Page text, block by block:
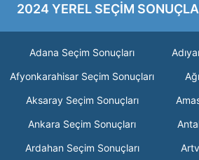
2024 YEREL SEÇİM
Adana Seçim Sonuçları
Afyonkarahisar Seçim Sonuçları
Aksaray Seçim Sonuçları
Ankara Seçim Sonuçları
Ardahan Seçim Sonuçları